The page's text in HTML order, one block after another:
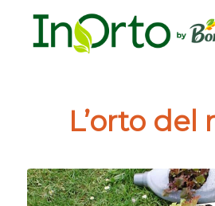
L’orto del